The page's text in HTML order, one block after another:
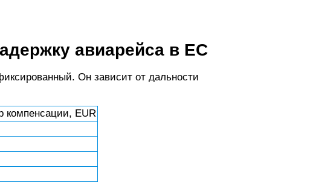
авиарейса в ЕС
Он зависит от дальности
компенсации, EUR